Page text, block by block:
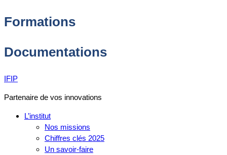
Formations
Documentations
IFIP
Partenaire de vos innovations
L’institut
Nos missions
Chiffres clés 2025
Un savoir-faire